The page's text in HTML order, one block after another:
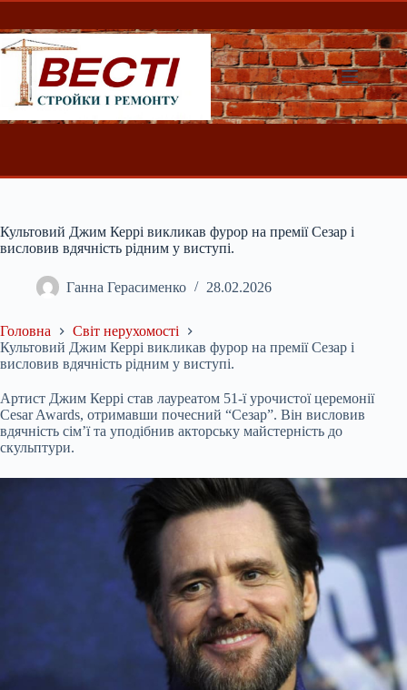
Перейти
вмісту
Культовий Джим Керрі викликав фурор на премії Сезар і
висловив вдячність рідним у виступі.
Ганна Герасименко 28.02.2026
Головна
Світ нерухомості
Культовий Джим Керрі викликав фурор на премії Сезар і
висловив вдячність рідним у виступі.
Артист Джим Керрі став лауреатом 51-ї урочистої церемонії
Cesar Awards, отримавши почесний “Сезар”. Він висловив
вдячність сім’ї та уподібнив акторську майстерність до
скульптури.